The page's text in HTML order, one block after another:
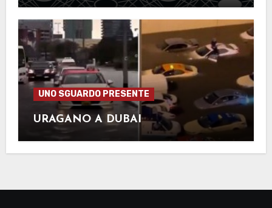
UNO SGUARDO PRESENTE
URAGANO A DUBAI